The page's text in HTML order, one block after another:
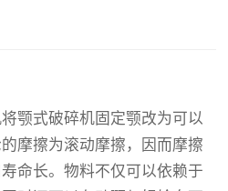
颚式破碎机固定颚改为可以
摩擦为滚动摩擦，因而摩擦
命长。物料不仅可以依赖于